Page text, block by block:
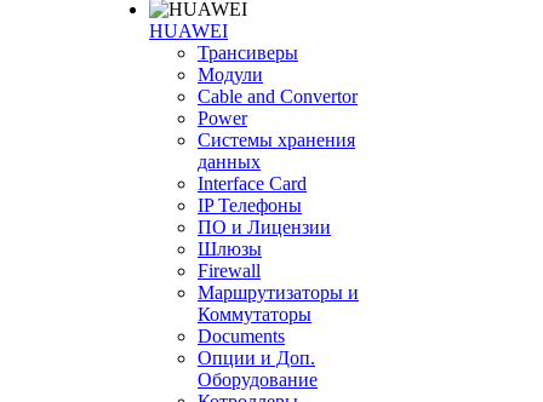
HUAWEI
Трансиверы
Модули
Cable and Convertor
Power
Системы хранения
данных
Interface Card
IP Телефоны
ПО и Лицензии
Шлюзы
Firewall
Маршрутизаторы и
Коммутаторы
Documents
Опции и Доп.
Оборудование